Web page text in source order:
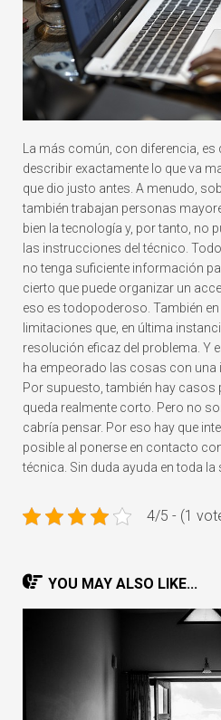
La más común, con diferencia, es
describir exactamente lo que va
que dio justo antes. A menudo,
también trabajan personas
bien la tecnología y, por tanto, no
las instrucciones del técnico.
no tenga suficiente información
cierto que puede organizar un
eso es todopoderoso. También
limitaciones que, en última
resolución eficaz del problema. Y
ha empeorado las cosas con una
Por supuesto, también hay casos
queda realmente corto. Pero no
cabría pensar. Por eso hay que
posible al ponerse en contacto
técnica. Sin duda ayuda en toda la
4/5 - (1
YOU MAY ALSO LIKE...